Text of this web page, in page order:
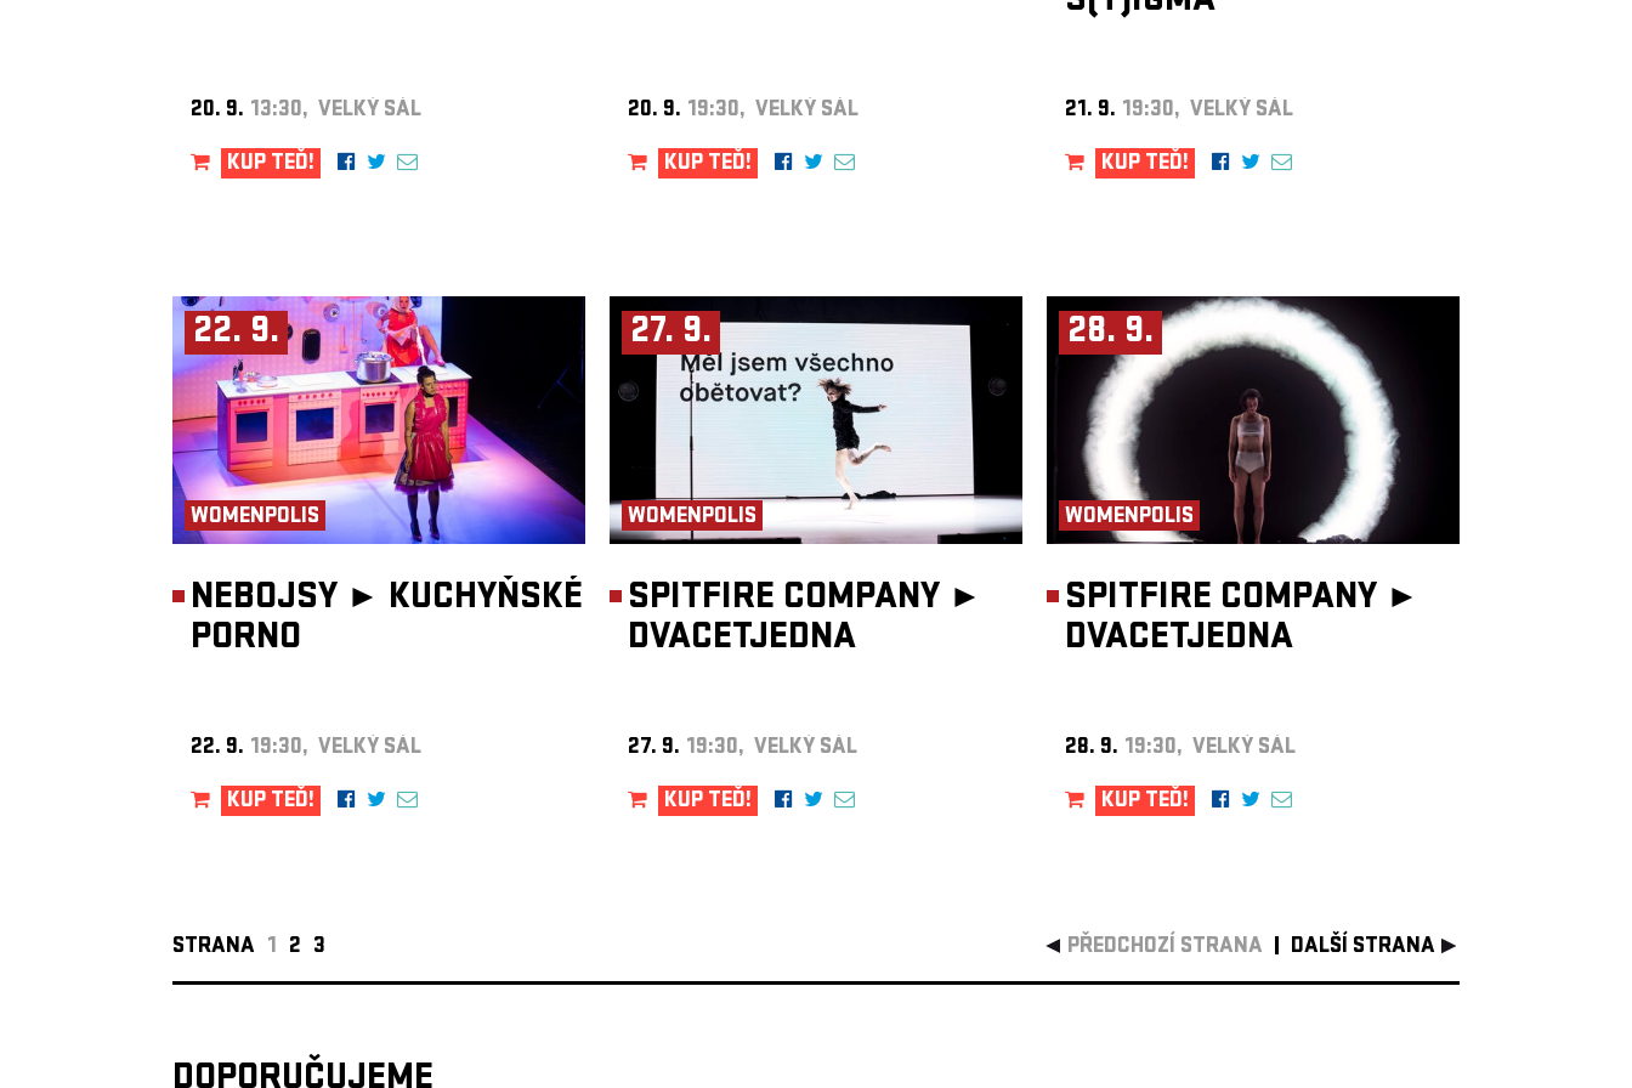
20. 9. 13:30, VELKÝ SÁL
KUP TEĎ!
20. 9. 19:30, VELKÝ SÁL
KUP TEĎ!
21. 9. 19:30, VELKÝ SÁL
KUP TEĎ!
22. 9.
WOMENPOLIS
NEBOJSY ► KUCHYŇSKÉ
PORNO
22. 9. 19:30, VELKÝ SÁL
KUP TEĎ!
27. 9.
WOMENPOLIS
SPITFIRE COMPANY ►
DVACETJEDNA
27. 9. 19:30, VELKÝ SÁL
KUP TEĎ!
28. 9.
WOMENPOLIS
SPITFIRE COMPANY ►
DVACETJEDNA
28. 9. 19:30, VELKÝ SÁL
KUP TEĎ!
STRANA 1 2 3 PŘEDCHOZÍ STRANA DALŠÍ STRANA